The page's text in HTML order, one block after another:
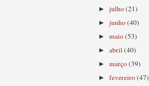
►julho(21)
►junho(40)
►maio(53)
►abril(40)
►março(39)
►fevereiro(47)